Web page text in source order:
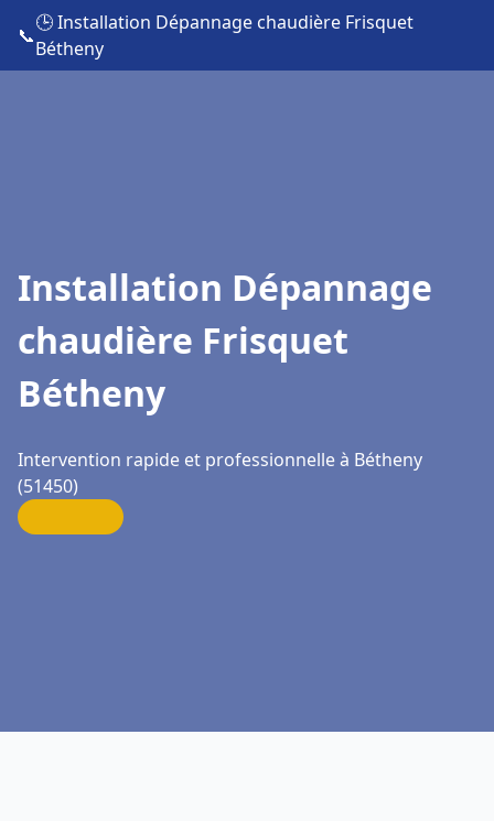
📞
🕒 Installation Dépannage chaudière Frisquet
Bétheny
Installation Dépannage
chaudière Frisquet
Bétheny
Intervention rapide et professionnelle à Bétheny
(51450)